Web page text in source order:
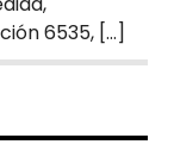
6535, […]